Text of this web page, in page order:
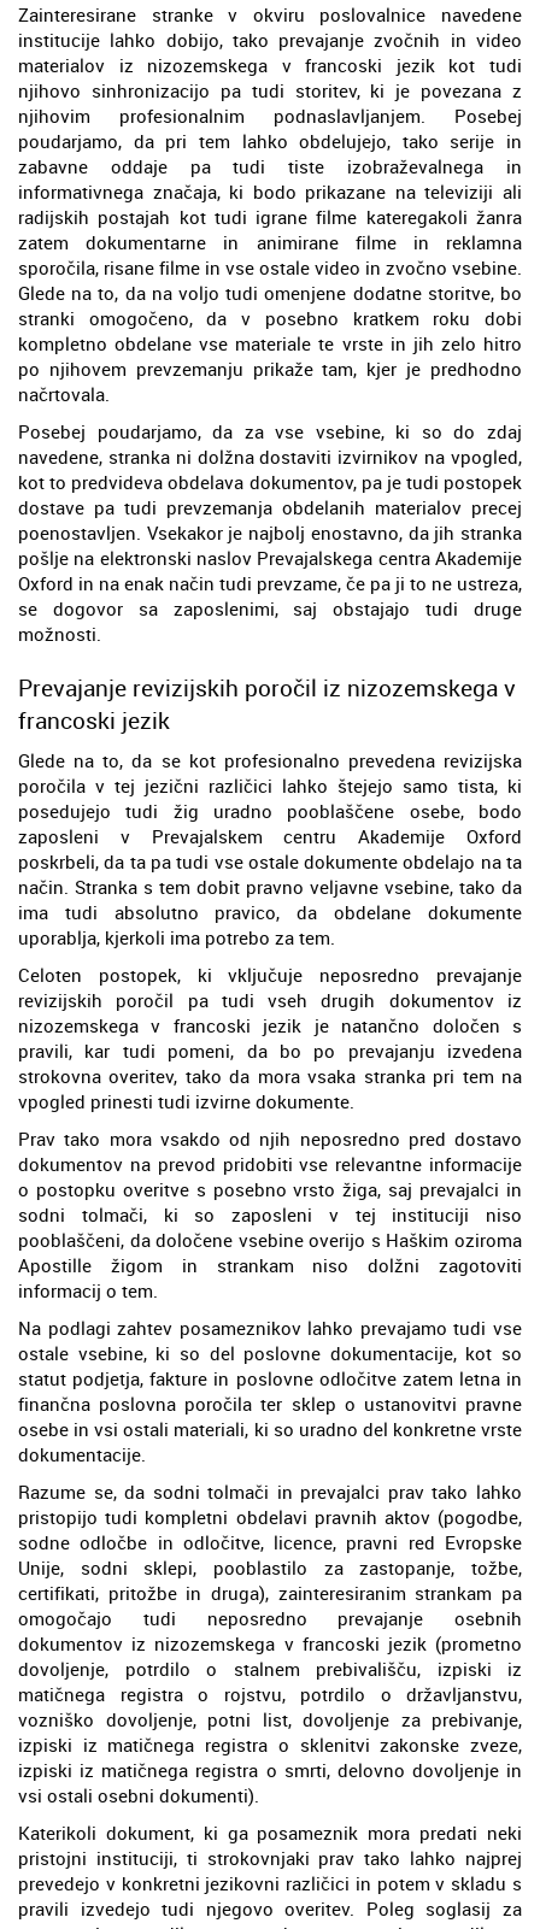
Zainteresirane stranke v okviru poslovalnice navedene
institucije lahko dobijo, tako prevajanje zvočnih in video
materialov iz nizozemskega v francoski jezik kot tudi
njihovo sinhronizacijo pa tudi storitev, ki je povezana z
njihovim profesionalnim podnaslavljanjem. Posebej
poudarjamo, da pri tem lahko obdelujejo, tako serije in
zabavne oddaje pa tudi tiste izobraževalnega in
informativnega značaja, ki bodo prikazane na televiziji ali
radijskih postajah kot tudi igrane filme kateregakoli žanra
zatem dokumentarne in animirane filme in reklamna
sporočila, risane filme in vse ostale video in zvočno vsebine.
Glede na to, da na voljo tudi omenjene dodatne storitve, bo
stranki omogočeno, da v posebno kratkem roku dobi
kompletno obdelane vse materiale te vrste in jih zelo hitro
po njihovem prevzemanju prikaže tam, kjer je predhodno
načrtovala.
Posebej poudarjamo, da za vse vsebine, ki so do zdaj
navedene, stranka ni dolžna dostaviti izvirnikov na vpogled,
kot to predvideva obdelava dokumentov, pa je tudi postopek
dostave pa tudi prevzemanja obdelanih materialov precej
poenostavljen. Vsekakor je najbolj enostavno, da jih stranka
pošlje na elektronski naslov Prevajalskega centra Akademije
Oxford in na enak način tudi prevzame, če pa ji to ne ustreza,
se dogovor sa zaposlenimi, saj obstajajo tudi druge
možnosti.
Prevajanje revizijskih poročil iz nizozemskega v
francoski jezik
Glede na to, da se kot profesionalno prevedena revizijska
poročila v tej jezični različici lahko štejejo samo tista, ki
posedujejo tudi žig uradno pooblaščene osebe, bodo
zaposleni v Prevajalskem centru Akademije Oxford
poskrbeli, da ta pa tudi vse ostale dokumente obdelajo na ta
način. Stranka s tem dobit pravno veljavne vsebine, tako da
ima tudi absolutno pravico, da obdelane dokumente
uporablja, kjerkoli ima potrebo za tem.
Celoten postopek, ki vključuje neposredno prevajanje
revizijskih poročil pa tudi vseh drugih dokumentov iz
nizozemskega v francoski jezik je natančno določen s
pravili, kar tudi pomeni, da bo po prevajanju izvedena
strokovna overitev, tako da mora vsaka stranka pri tem na
vpogled prinesti tudi izvirne dokumente.
Prav tako mora vsakdo od njih neposredno pred dostavo
dokumentov na prevod pridobiti vse relevantne informacije
o postopku overitve s posebno vrsto žiga, saj prevajalci in
sodni tolmači, ki so zaposleni v tej instituciji niso
pooblaščeni, da določene vsebine overijo s Haškim oziroma
Apostille žigom in strankam niso dolžni zagotoviti
informacij o tem.
Na podlagi zahtev posameznikov lahko prevajamo tudi vse
ostale vsebine, ki so del poslovne dokumentacije, kot so
statut podjetja, fakture in poslovne odločitve zatem letna in
finančna poslovna poročila ter sklep o ustanovitvi pravne
osebe in vsi ostali materiali, ki so uradno del konkretne vrste
dokumentacije.
Razume se, da sodni tolmači in prevajalci prav tako lahko
pristopijo tudi kompletni obdelavi pravnih aktov (pogodbe,
sodne odločbe in odločitve, licence, pravni red Evropske
Unije, sodni sklepi, pooblastilo za zastopanje, tožbe,
certifikati, pritožbe in druga), zainteresiranim strankam pa
omogočajo tudi neposredno prevajanje osebnih
dokumentov iz nizozemskega v francoski jezik (prometno
dovoljenje, potrdilo o stalnem prebivališču, izpiski iz
matičnega registra o rojstvu, potrdilo o državljanstvu,
vozniško dovoljenje, potni list, dovoljenje za prebivanje,
izpiski iz matičnega registra o sklenitvi zakonske zveze,
izpiski iz matičnega registra o smrti, delovno dovoljenje in
vsi ostali osebni dokumenti).
Katerikoli dokument, ki ga posameznik mora predati neki
pristojni instituciji, ti strokovnjaki prav tako lahko najprej
prevedejo v konkretni jezikovni različici in potem v skladu s
pravili izvedejo tudi njegovo overitev. Poleg soglasij za